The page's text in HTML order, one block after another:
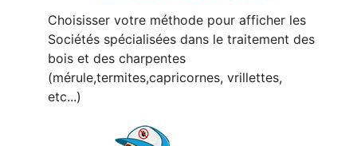
Choisisser votre méthode pour afficher les
Sociétés spécialisées dans le traitement des
bois et des charpentes
(mérule,termites,capricornes, vrillettes,
etc...)